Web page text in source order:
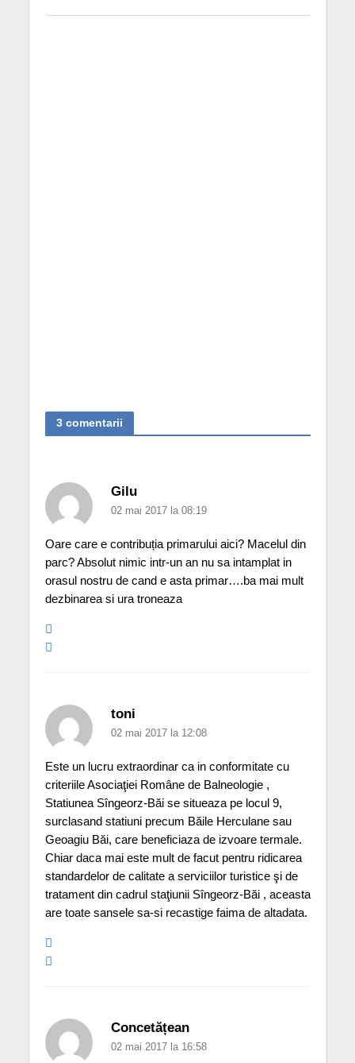
3 comentarii
Gilu
02 mai 2017 la 08:19
Oare care e contribuția primarului aici? Macelul din
parc? Absolut nimic intr-un an nu sa intamplat in
orasul nostru de cand e asta primar….ba mai mult
dezbinarea si ura troneaza
toni
02 mai 2017 la 12:08
Este un lucru extraordinar ca in conformitate cu
criteriile Asociaţiei Române de Balneologie ,
Statiunea Sîngeorz-Băi se situeaza pe locul 9,
surclasand statiuni precum Băile Herculane sau
Geoagiu Băi, care beneficiaza de izvoare termale.
Chiar daca mai este mult de facut pentru ridicarea
standardelor de calitate a serviciilor turistice şi de
tratament din cadrul staţiunii Sîngeorz-Băi , aceasta
are toate sansele sa-si recastige faima de altadata.
Concetățean
02 mai 2017 la 16:58